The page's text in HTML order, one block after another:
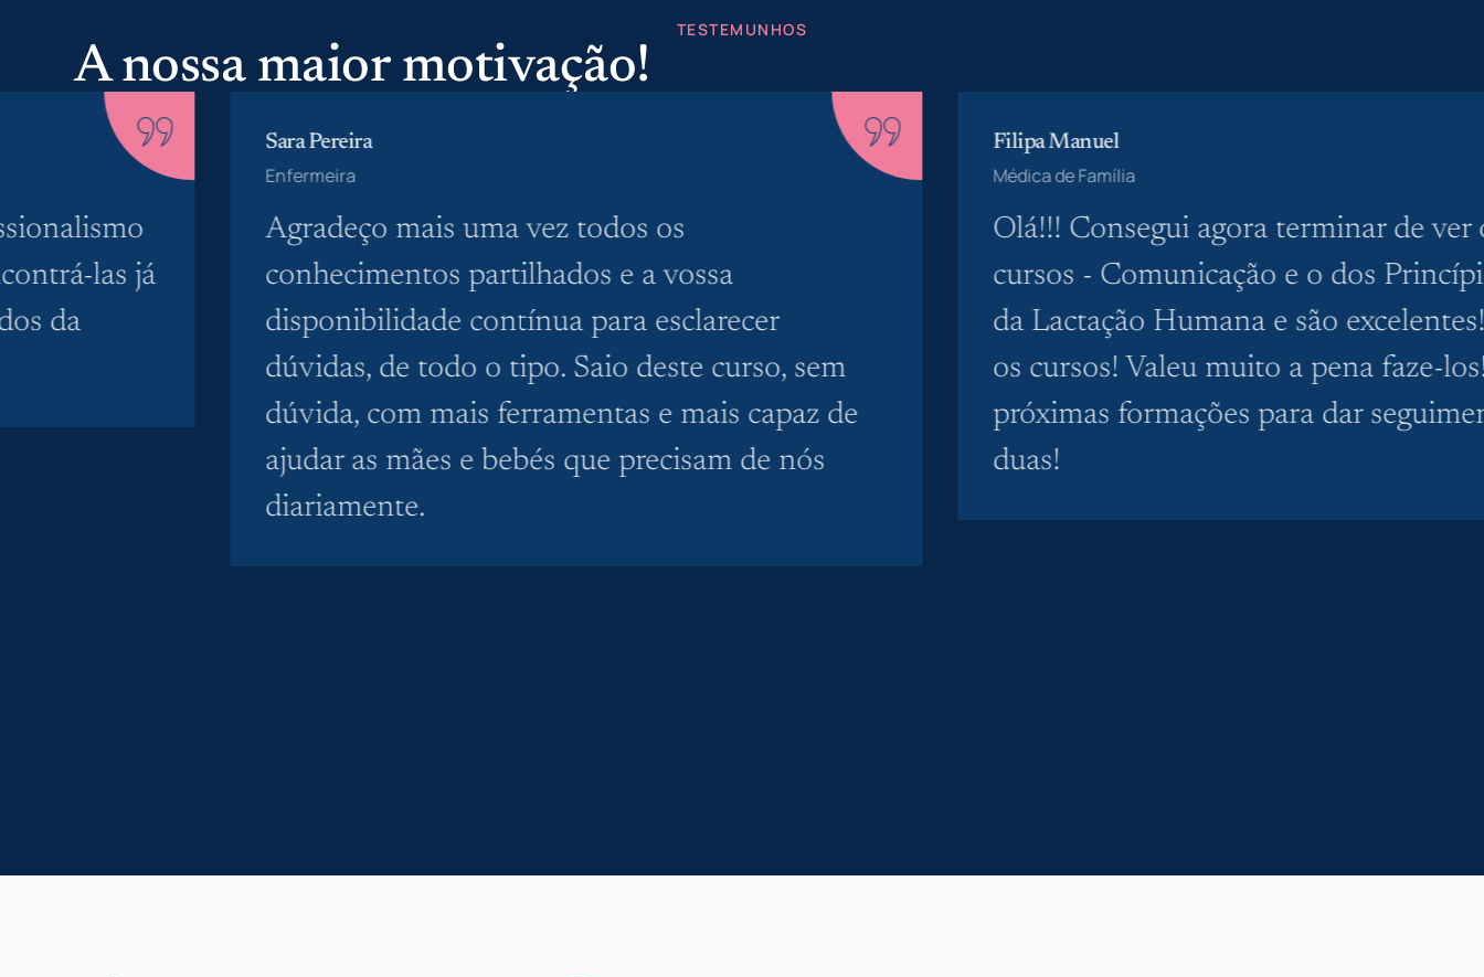
TESTEMUNHOS
A nossa maior motivação!
las já
da
Sara Pereira
Enfermeira
Agradeço mais uma vez todos os
conhecimentos partilhados e a vossa
disponibilidade contínua para esclarecer
dúvidas, de todo o tipo. Saio deste curso, sem
dúvida, com mais ferramentas e mais capaz de
ajudar as mães e bebés que precisam de nós
diariamente.
Filipa Manuel
Médica de Família
Olá!!! Consegui agora terminar de ver
cursos - Comunicação e o dos
da Lactação Humana e são
os cursos! Valeu muito a pena faze-
próximas formações para dar
duas!